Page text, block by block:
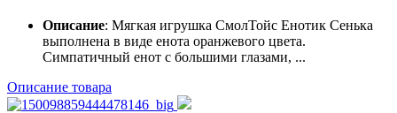
Описание: Мягкая игрушка СмолТойс Енотик Сенька
выполнена в виде енота оранжевого цвета.
Симпатичный енот с большими глазами, ...
Описание товара